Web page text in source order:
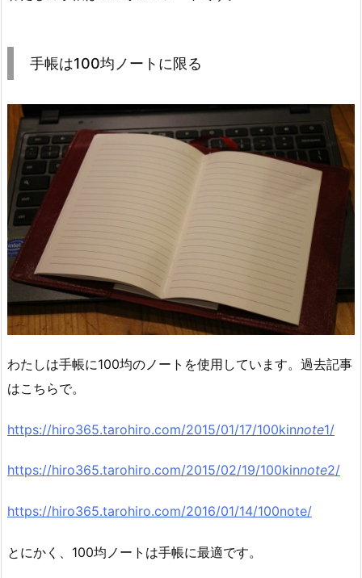
手帳は100均ノートに限る
わたしは手帳に100均のノートを使用しています。過去記事
はこちらで。
https://hiro365.tarohiro.com/2015/01/17/100kinnote1/
https://hiro365.tarohiro.com/2015/02/19/100kinnote2/
https://hiro365.tarohiro.com/2016/01/14/100note/
とにかく、100均ノートは手帳に最適です。